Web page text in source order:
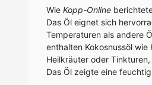
Wie Kopp-Online
Das Öl eignet sich
Temperaturen als andere
enthalten Kokosnussöl
Heilkräuter oder
Das Öl zeigte eine